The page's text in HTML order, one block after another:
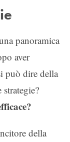
panoramica
aver
può dire della
della